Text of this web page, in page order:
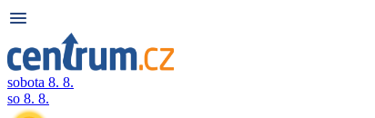
sobota 8. 8.
so 8. 8.